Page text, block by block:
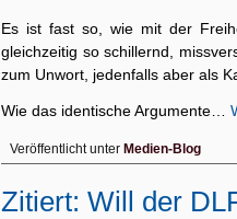
Es ist fast so, wie mit der
gleichzeitig so schillernd,
zum Unwort, jedenfalls aber als
Wie das identische Argumente…
Veröffentlicht unter Medien-Blog
Zitiert: Will der